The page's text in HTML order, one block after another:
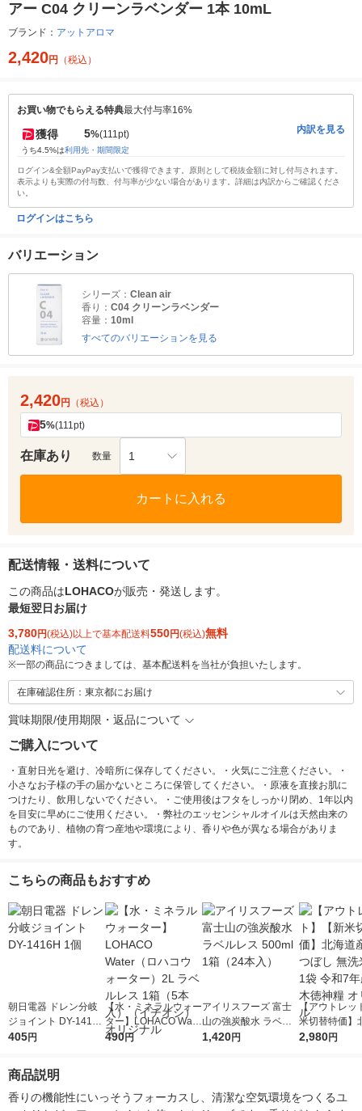
アー C04 クリーンラベンダー 1本 10mL
ブランド： アットアロマ
2,420円 （税込）
お買い物でもらえる特典最大付与率16%
獲得 5%(111pt)
うち4.5%は利用先・期間限定
内訳を見る
ログイン&全額PayPay支払いで獲得できます。原則として税抜金額に対し付与されます。
表示よりも実際の付与数、付与率が少ない場合があります。詳細は内訳からご確認くださ
い。
ログインはこちら
バリエーション
シリーズ： Clean air
香り： C04 クリーンラベンダー
容量： 10ml
すべてのバリエーションを見る
2,420円 （税込）
5%(111pt)
在庫あり 数量 1
カートに入れる
配送情報・送料について
この商品はLOHACOが販売・発送します。
最短翌日お届け
3,780円(税込)以上で基本配送料550円(税込)無料
配送料について
※一部の商品につきましては、基本配送料を当社が負担いたします。
在庫確認住所：東京都にお届け
賞味期限/使用期限・返品について
ご購入について
・直射日光を避け、冷暗所に保存してください。・火気にご注意ください。・
小さなお子様の手の届かないところに保管してください。・原液を直接お肌に
つけたり、飲用しないでください。・ご使用後はフタをしっかり閉め、1年以内
を目安に早めにご使用ください。・弊社のエッセンシャルオイルは天然由来の
ものであり、植物の育つ産地や環境により、香りや色が異なる場合がありま
す。
こちらの商品もおすすめ
朝日電器 ドレン分岐
ジョイント DY-1416H
1個
405円
【水・ミネラルウォー
ター】LOHACO Wate
r（ロハコウォータ
490円
アイリスフーズ 富士
山の強炭酸水 ラベル
レス 500ml 1箱（24
1,420円
【アウトレッ
米切替特価】
ななつぼし 無
2,980円
商品説明
香りの機能性にいっそうフォーカスし、清潔な空気環境をつくるユ